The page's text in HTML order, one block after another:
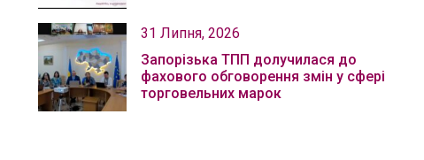
31 Липня, 2026
Запорізька ТПП долучилася до
фахового обговорення змін у сфері
торговельних марок